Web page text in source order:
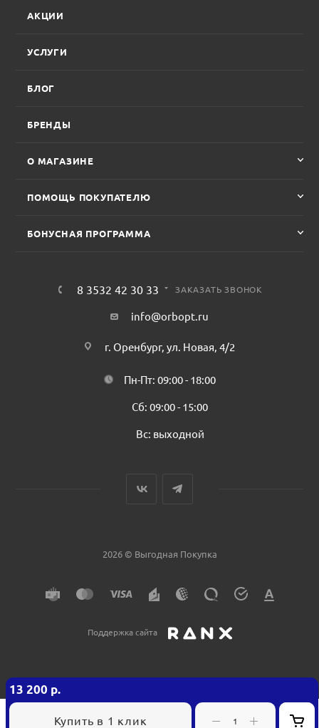
13 200 р.
Купить в 1 клик
АКЦИИ
УСЛУГИ
БЛОГ
БРЕНДЫ
О МАГАЗИНЕ
ПОМОЩЬ ПОКУПАТЕЛЮ
БОНУСНАЯ ПРОГРАММА
8 3532 42 30 33 ЗАКАЗАТЬ ЗВОНОК
info@orbopt.ru
г. Оренбург, ул. Новая, 4/2
Пн-Пт: 09:00 - 18:00
Сб: 09:00 - 15:00
Вс: выходной
2026 © Выгодная Покупка
Поддержка сайта